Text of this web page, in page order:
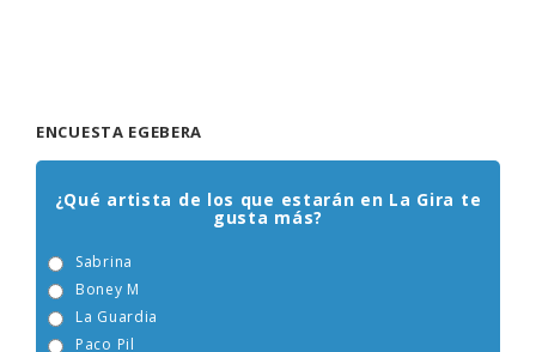
ENCUESTA EGEBERA
¿Qué artista de los que estarán en La Gira te
gusta más?
Sabrina
Boney M
La Guardia